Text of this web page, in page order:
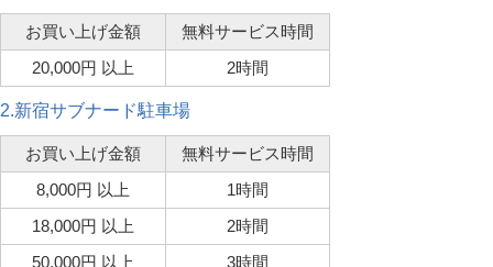
お買い上げ金額
無料サービス時間
20,000円 以上
2時間
2.新宿サブナード駐車場
お買い上げ金額
無料サービス時間
8,000円 以上
1時間
18,000円 以上
2時間
50,000円 以上
3時間